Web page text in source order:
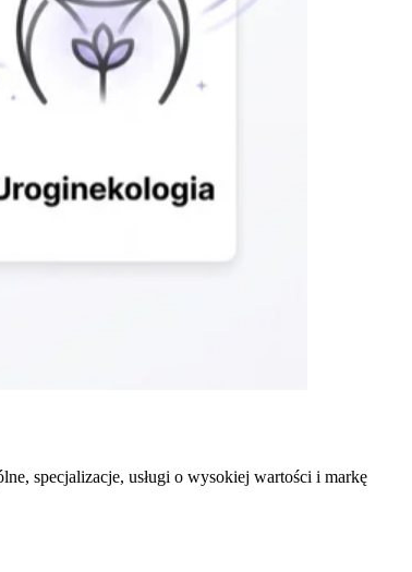
specjalizacje, usługi o wysokiej wartości i markę